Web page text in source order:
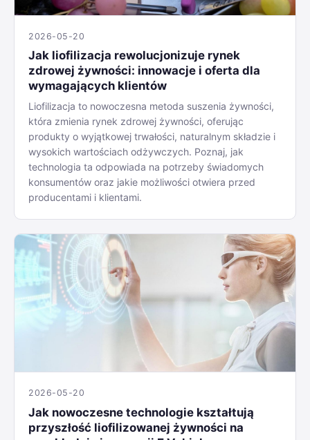
2026-05-20
Jak liofilizacja rewolucjonizuje rynek
zdrowej żywności: innowacje i oferta dla
wymagających klientów
Liofilizacja to nowoczesna metoda suszenia żywności,
która zmienia rynek zdrowej żywności, oferując
produkty o wyjątkowej trwałości, naturalnym składzie i
wysokich wartościach odżywczych. Poznaj, jak
technologia ta odpowiada na potrzeby świadomych
konsumentów oraz jakie możliwości otwiera przed
producentami i klientami.
2026-05-20
Jak nowoczesne technologie kształtują
przyszłość liofilizowanej żywności na